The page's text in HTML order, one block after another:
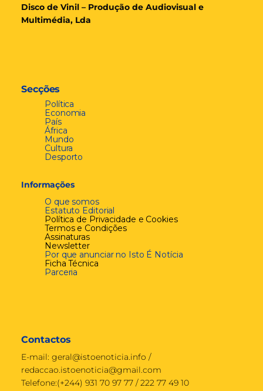
Disco de Vinil – Produção de Audiovisual e
Multimédia, Lda
Secções
Política
Economia
País
África
Mundo
Cultura
Desporto
Informações
O que somos
Estatuto Editorial
Política de Privacidade e Cookies
Termos e Condições
Assinaturas
Newsletter
Por que anunciar no Isto É Notícia
Ficha Técnica
Parceria
Contactos
E-mail: geral@istoenoticia.info /
redaccao.istoenoticia@gmail.com
Telefone:(+244) 931 70 97 77 / 222 77 49 10